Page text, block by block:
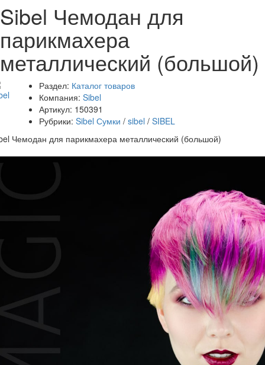
Sibel Чемодан для
парикмахера
металлический (большой)
Раздел: Каталог товаров
Компания: Sibel
Артикул: 150391
Рубрики: Sibel Сумки / sibel / SIBEL
Чемодан для парикмахера металлический (большой)